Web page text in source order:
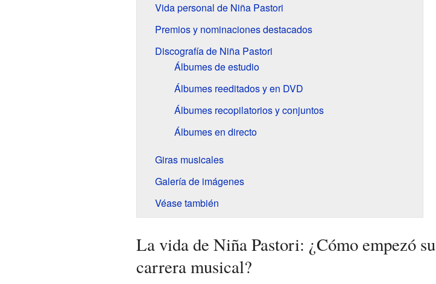
Vida personal de Niña Pastori
Premios y nominaciones destacados
Discografía de Niña Pastori
Álbumes de estudio
Álbumes reeditados y en DVD
Álbumes recopilatorios y conjuntos
Álbumes en directo
Giras musicales
Galería de imágenes
Véase también
La vida de Niña Pastori: ¿Cómo empezó su
carrera musical?